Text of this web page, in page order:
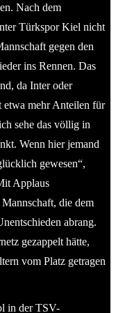
Nach dem
Türkspor Kiel nicht
gegen den
ins Rennen. Das
da Inter oder
etwa mehr Anteilen für
sehe das völlig in
Wenn hier jemand
gewesen“,
Applaus
die dem
abrang.
gezappelt hätte,
vom Platz getragen